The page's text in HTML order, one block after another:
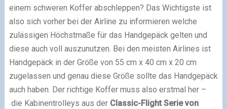
einem schweren Koffer abschleppen? Das Wichtigste ist
also sich vorher bei der Airline zu informieren welche
zulässigen Höchstmaße für das Handgepäck gelten und
diese auch voll auszunutzen. Bei den meisten Airlines ist
Handgepäck in der Größe von 55 cm x 40 cm x 20 cm
zugelassen und genau diese Größe sollte das Handgepäck
auch haben. Der richtige Koffer muss also erstmal her –
die Kabinentrolleys aus der Classic-Flight Serie von